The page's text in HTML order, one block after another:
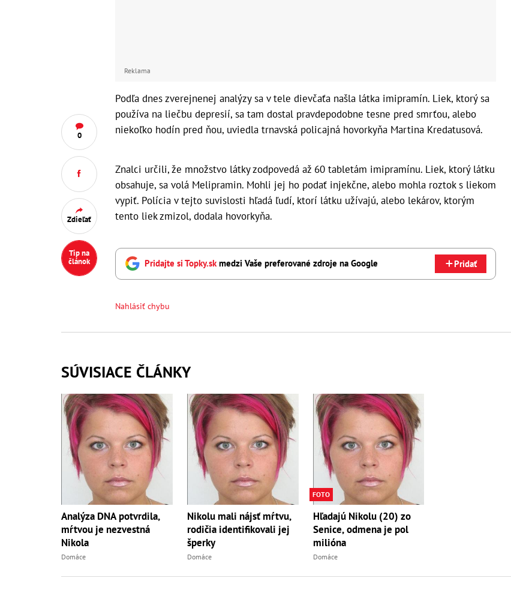
0
Zdieľať
Tip na
článok
Reklama
Podľa dnes zverejnenej analýzy sa v tele dievčaťa našla látka imipramín. Liek, ktorý sa
používa na liečbu depresií, sa tam dostal pravdepodobne tesne pred smrťou, alebo
niekoľko hodín pred ňou, uviedla trnavská policajná hovorkyňa Martina Kredatusová.
Znalci určili, že množstvo látky zodpovedá až 60 tabletám imipramínu. Liek, ktorý látku
obsahuje, sa volá Melipramin. Mohli jej ho podať injekčne, alebo mohla roztok s liekom
vypiť. Polícia v tejto suvislosti hľadá ľudí, ktorí látku užívajú, alebo lekárov, ktorým
tento liek zmizol, dodala hovorkyňa.
Pridajte si Topky.skmedzi Vaše preferované zdroje na Google Pridať
Nahlásiť chybu
SÚVISIACE ČLÁNKY
Analýza DNA potvrdila,
mŕtvou je nezvestná
Nikola
Domáce
Nikolu mali nájsť mŕtvu,
rodičia identifikovali jej
šperky
Domáce
FOTO
Hľadajú Nikolu (20) zo
Senice, odmena je pol
milióna
Domáce